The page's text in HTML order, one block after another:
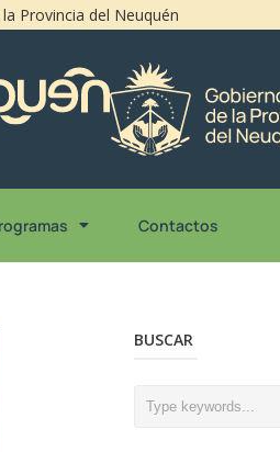
Provincia del Neuquén
Contactos
BUSCAR